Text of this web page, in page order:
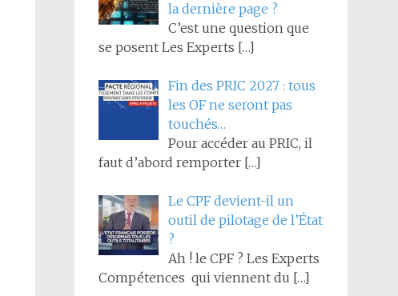
la dernière page ?
C’est une question que
se posent Les Experts […]
Fin des PRIC 2027 : tous
les OF ne seront pas
touchés…
Pour accéder au PRIC, il
faut d’abord remporter […]
Le CPF devient-il un
outil de pilotage de l’État
?
Ah ! le CPF ? Les Experts
Compétences qui viennent du […]